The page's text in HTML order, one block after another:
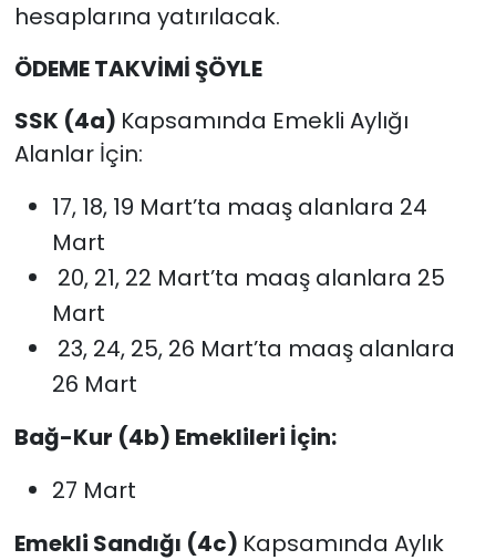
hesaplarına yatırılacak.
ÖDEME TAKVİMİ ŞÖYLE
SSK (4a) Kapsamında Emekli Aylığı
Alanlar İçin:
17, 18, 19 Mart’ta maaş alanlara 24
Mart
20, 21, 22 Mart’ta maaş alanlara 25
Mart
23, 24, 25, 26 Mart’ta maaş alanlara
26 Mart
Bağ-Kur (4b) Emeklileri İçin:
27 Mart
Emekli Sandığı (4c) Kapsamında Aylık